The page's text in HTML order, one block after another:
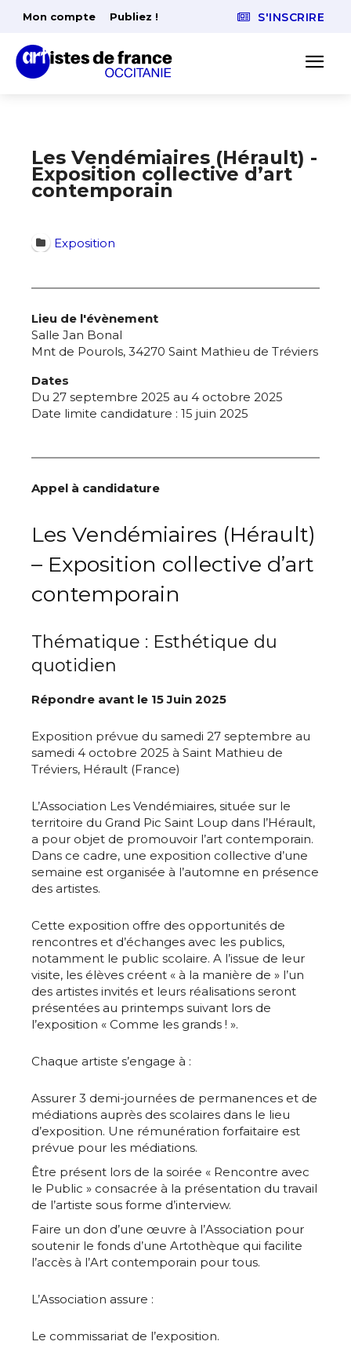
Mon compte Publiez ! S'INSCRIRE
Les Vendémiaires (Hérault) -
Exposition collective d’art
contemporain
Exposition
Lieu de l'évènement
Salle Jan Bonal
Mnt de Pourols, 34270 Saint Mathieu de Tréviers
Dates
Du 27 septembre 2025 au 4 octobre 2025
Date limite candidature : 15 juin 2025
Appel à candidature
Les Vendémiaires (Hérault)
– Exposition collective d’art
contemporain
Thématique : Esthétique du
quotidien
Répondre avant le 15 Juin 2025
Exposition prévue du samedi 27 septembre au
samedi 4 octobre 2025 à Saint Mathieu de
Tréviers, Hérault (France)
L’Association Les Vendémiaires, située sur le
territoire du Grand Pic Saint Loup dans l’Hérault,
a pour objet de promouvoir l’art contemporain.
Dans ce cadre, une exposition collective d’une
semaine est organisée à l’automne en présence
des artistes.
Cette exposition offre des opportunités de
rencontres et d’échanges avec les publics,
notamment le public scolaire. A l’issue de leur
visite, les élèves créent « à la manière de » l’un
des artistes invités et leurs réalisations seront
présentées au printemps suivant lors de
l’exposition « Comme les grands ! ».
Chaque artiste s’engage à :
Assurer 3 demi-journées de permanences et de
médiations auprès des scolaires dans le lieu
d’exposition. Une rémunération forfaitaire est
prévue pour les médiations.
Être présent lors de la soirée « Rencontre avec
le Public » consacrée à la présentation du travail
de l’artiste sous forme d’interview.
Faire un don d’une œuvre à l’Association pour
soutenir le fonds d’une Artothèque qui facilite
l’accès à l’Art contemporain pour tous.
L’Association assure :
Le commissariat de l’exposition.